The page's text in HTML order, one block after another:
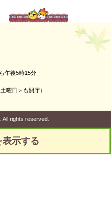
午後5時15分
曜日＞も開庁）
All rights reserved.
表示する